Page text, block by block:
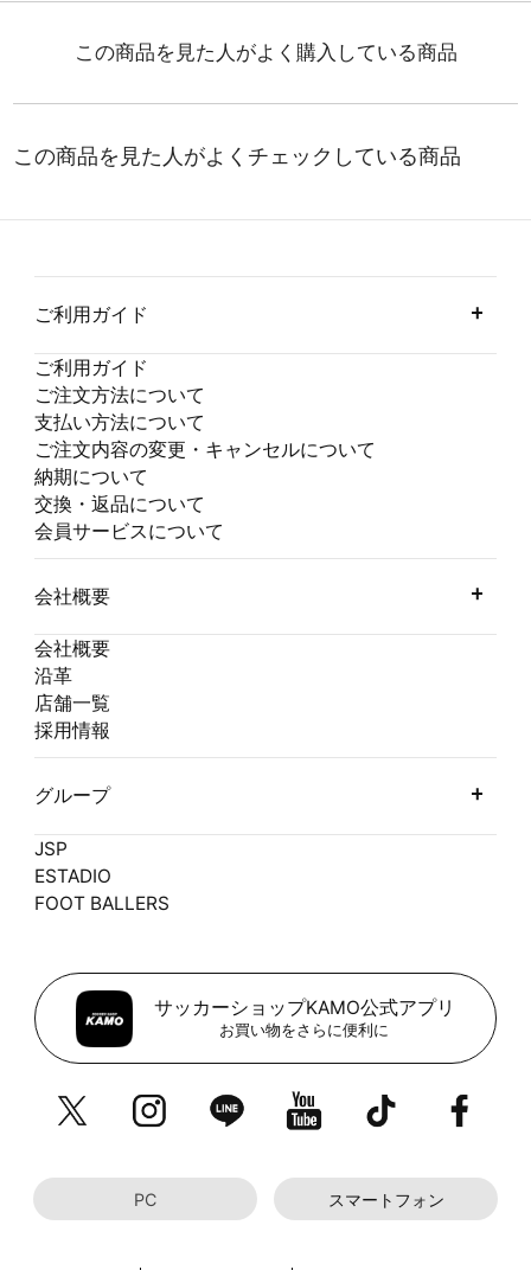
ご利用ガイド
ご利用ガイド
ご注文方法について
支払い方法について
ご注文内容の変更・キャンセルについて
納期について
交換・返品について
会員サービスについて
会社概要
会社概要
沿革
店舗一覧
採用情報
グループ
JSP
ESTADIO
FOOT BALLERS
サッカーショップKAMO公式アプリ
お買い物をさらに便利に
PC スマートフォン